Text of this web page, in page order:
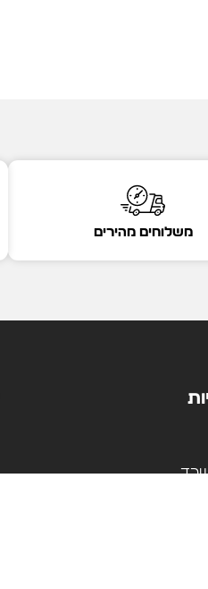
משלוחים מהירים